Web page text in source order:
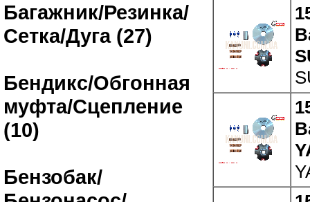
Багажник/Резинка/
Сетка/Дуга (27)
Бендикс/Обгонная
муфта/Сцепление
(10)
Бензобак/